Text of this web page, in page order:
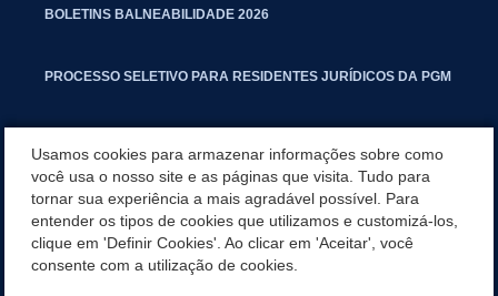
BOLETINS BALNEABILIDADE 2026
PROCESSO SELETIVO PARA RESIDENTES JURÍDICOS DA PGM
MANUAL DE PROCEDIMENTOS IMOBILIÁRIOS SEINFRA
TURMINHA DO LAGO
Usamos cookies para armazenar informações sobre como
você usa o nosso site e as páginas que visita. Tudo para
tornar sua experiência a mais agradável possível. Para
entender os tipos de cookies que utilizamos e customizá-los,
clique em 'Definir Cookies'. Ao clicar em 'Aceitar', você
consente com a utilização de cookies.